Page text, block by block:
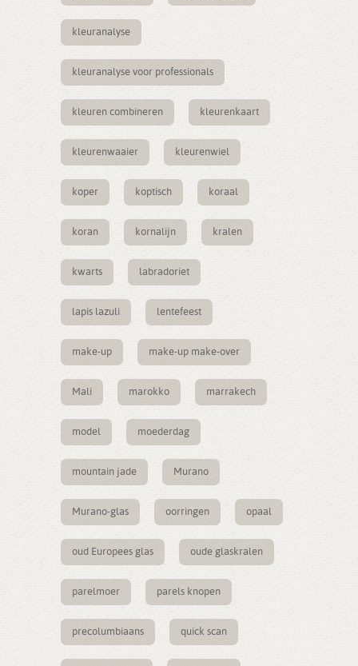
kleuranalyse
kleuranalyse voor professionals
kleuren combineren kleurenkaart
kleurenwaaier kleurenwiel
koper koptisch koraal
koran kornalijn kralen
kwarts labradoriet
lapis lazuli lentefeest
make-up make-up make-over
Mali marokko marrakech
model moederdag
mountain jade Murano
Murano-glas oorringen opaal
oud Europees glas oude glaskralen
parelmoer parels knopen
precolumbiaans quick scan